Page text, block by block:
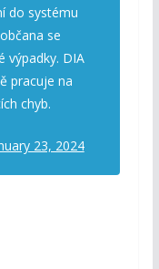
do systému
se
výpadky. DIA
pracuje na
chyb.
23, 2024